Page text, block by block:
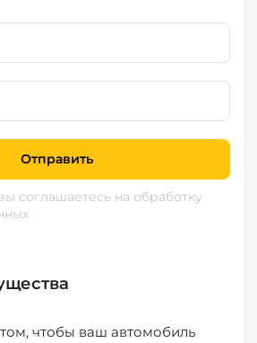
Отправить
соглашаетесь на обработку
чтобы ваш автомобиль